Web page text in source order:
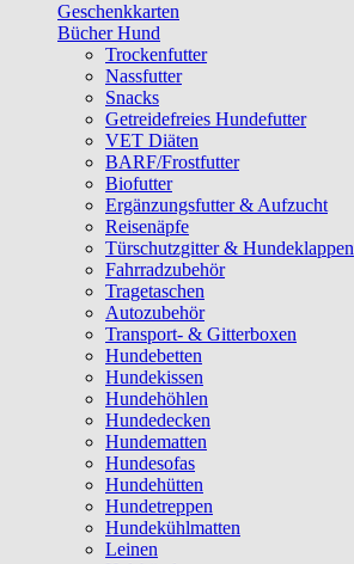
Geschenkkarten
Bücher Hund
Trockenfutter
Nassfutter
Snacks
Getreidefreies Hundefutter
VET Diäten
BARF/Frostfutter
Biofutter
Ergänzungsfutter & Aufzucht
Reisenäpfe
Türschutzgitter & Hundeklappen
Fahrradzubehör
Tragetaschen
Autozubehör
Transport- & Gitterboxen
Hundebetten
Hundekissen
Hundehöhlen
Hundedecken
Hundematten
Hundesofas
Hundehütten
Hundetreppen
Hundekühlmatten
Leinen